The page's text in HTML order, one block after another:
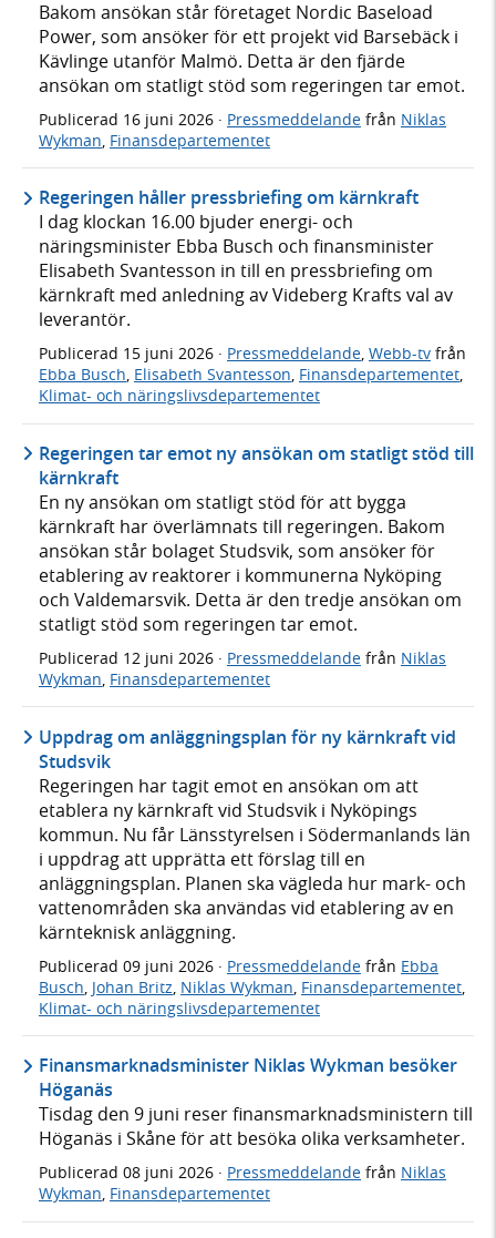
Bakom ansökan står företaget Nordic Baseload
Power, som ansöker för ett projekt vid Barsebäck i
Kävlinge utanför Malmö. Detta är den fjärde
ansökan om statligt stöd som regeringen tar emot.
Publicerad 16 juni 2026 · Pressmeddelande från Niklas
Wykman Finansdepartementet
Regeringen håller pressbriefing om kärnkraft
I dag klockan 16.00 bjuder energi- och
näringsminister Ebba Busch och finansminister
Elisabeth Svantesson in till en pressbriefing om
kärnkraft med anledning av Videberg Krafts val av
leverantör.
Publicerad 15 juni 2026 · Pressmeddelande, Webb-tv från
Ebba Busch, Elisabeth Svantesson, Finansdepartementet,
Klimat- och näringslivsdepartementet
Regeringen tar emot ny ansökan om statligt stöd till
kärnkraft
En ny ansökan om statligt stöd för att bygga
kärnkraft har överlämnats till regeringen. Bakom
ansökan står bolaget Studsvik, som ansöker för
etablering av reaktorer i kommunerna Nyköping
och Valdemarsvik. Detta är den tredje ansökan om
statligt stöd som regeringen tar emot.
Publicerad 12 juni 2026 · Pressmeddelande från Niklas
Wykman, Finansdepartementet
Uppdrag om anläggningsplan för ny kärnkraft vid
Studsvik
Regeringen har tagit emot en ansökan om att
etablera ny kärnkraft vid Studsvik i Nyköpings
kommun. Nu får Länsstyrelsen i Södermanlands län
i uppdrag att upprätta ett förslag till en
anläggningsplan. Planen ska vägleda hur mark- och
vattenområden ska användas vid etablering av en
kärnteknisk anläggning.
Publicerad 09 juni 2026 · Pressmeddelande från Ebba
Busch Johan Britz Niklas Wykman Finansdepartementet
Klimat- och näringslivsdepartementet
Finansmarknadsminister Niklas Wykman besöker
Höganäs
Tisdag den 9 juni reser finansmarknadsministern till
Höganäs i Skåne för att besöka olika verksamheter.
Publicerad 08 juni 2026 · Pressmeddelande från Niklas
Wykman, Finansdepartementet